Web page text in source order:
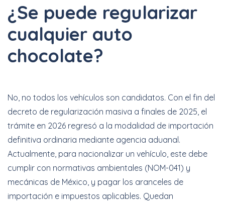
¿Se puede regularizar
cualquier auto
chocolate?
No, no todos los vehículos son candidatos. Con el fin del
decreto de regularización masiva a finales de 2025, el
trámite en 2026 regresó a la modalidad de importación
definitiva ordinaria mediante agencia aduanal.
Actualmente, para nacionalizar un vehículo, este debe
cumplir con normativas ambientales (NOM-041) y
mecánicas de México, y pagar los aranceles de
importación e impuestos aplicables. Quedan